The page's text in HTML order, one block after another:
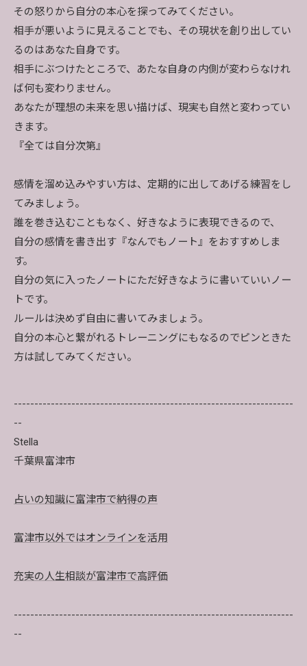
その怒りから自分の本心を探ってみてください。
相手が悪いように見えることでも、その現状を創り出してい
るのはあなた自身です。
相手にぶつけたところで、あたな自身の内側が変わらなけれ
ば何も変わりません。
あなたが理想の未来を思い描けば、現実も自然と変わってい
きます。
『全ては自分次第』
感情を溜め込みやすい方は、定期的に出してあげる練習をし
てみましょう。
誰を巻き込むこともなく、好きなように表現できるので、
自分の感情を書き出す『なんでもノート』をおすすめしま
す。
自分の気に入ったノートにただ好きなように書いていいノー
トです。
ルールは決めず自由に書いてみましょう。
自分の本心と繋がれるトレーニングにもなるのでピンときた
方は試してみてください。
--------------------------------------------------------------------
--
Stella
千葉県富津市
占いの知識に富津市で納得の声
富津市以外ではオンラインを活用
充実の人生相談が富津市で高評価
--------------------------------------------------------------------
--